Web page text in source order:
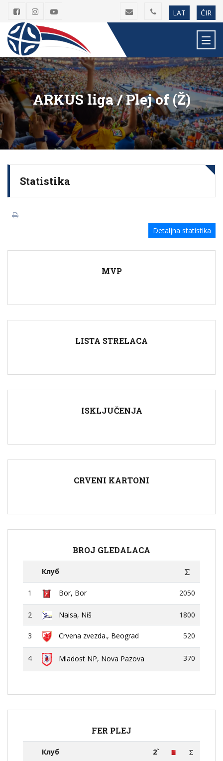
LAT ĆIR
ARKUS liga / Plej of (Ž)
Statistika
Detaljna statistika
MVP
LISTA STRELACA
ISKLJUČENJA
CRVENI KARTONI
BROJ GLEDALACA
Клуб
1 Bor, Bor 2050
2 Naisa, Niš 1800
3 Crvena zvezda., Beograd 520
4 Mladost NP, Nova Pazova 370
FER PLEJ
Клуб 2`